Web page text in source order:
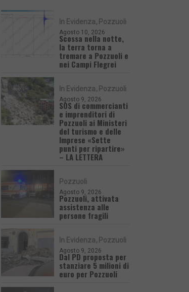
In Evidenza Pozzuoli
Agosto 10, 2026
Scossa nella notte,
la terra torna a
tremare a Pozzuoli e
nei Campi Flegrei
In Evidenza Pozzuoli
Agosto 9, 2026
SOS di commercianti
e imprenditori di
Pozzuoli ai Ministeri
del turismo e delle
Imprese «Sette
punti per ripartire»
– LA LETTERA
Pozzuoli
Agosto 9, 2026
Pozzuoli, attivata
assistenza alle
persone fragili
In Evidenza Pozzuoli
Agosto 9, 2026
Dal PD proposta per
stanziare 5 milioni di
euro per Pozzuoli